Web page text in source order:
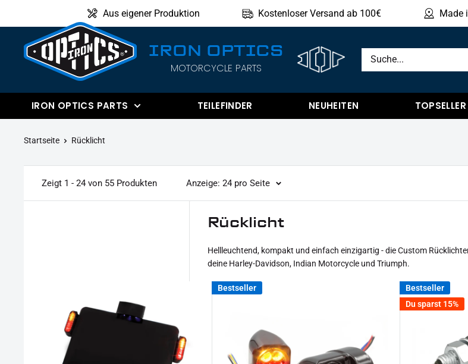
zum
Aus eigener Produktion Kostenloser Versand ab 100€ Made
IRON
IRON OPTICS
MOTORCYCLE PARTS
IRON OPTICS PARTS TEILEFINDER NEUHEITEN TOPSELLER
Startseite Rücklicht
Zeigt 1 - 24 von 55 Produkten Anzeige: 24 pro Seite
Rücklicht
Hellleuchtend, kompakt und einfach einzigartig - die Custom
deine Harley-Davidson, Indian Motorcycle und Triumph.
Bestseller
Bestseller
Du sparst 15%